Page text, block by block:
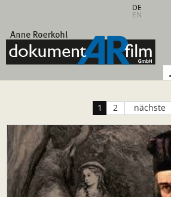
springen
DE
EN
1 2 nächste